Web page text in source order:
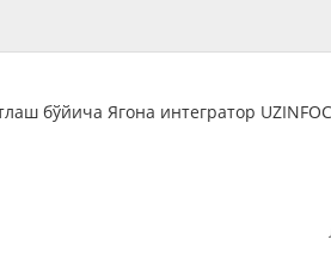
бўйича Ягона интегратор